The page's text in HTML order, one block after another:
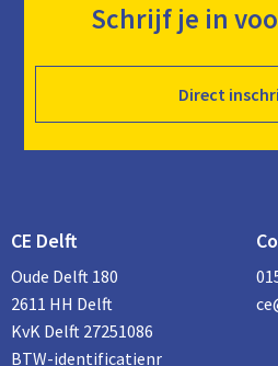
Schrijf je in
Direct
CE Delft
Oude Delft 180
2611 HH Delft
KvK Delft 27251086
BTW-identificatienr